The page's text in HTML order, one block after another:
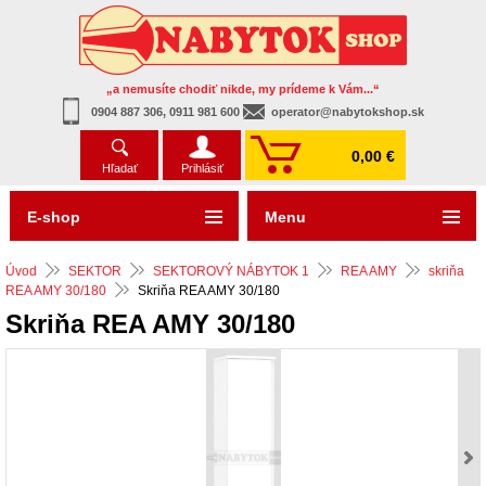
„a nemusíte chodiť nikde, my prídeme k Vám...“
0904 887 306, 0911 981 600
operator@nabytokshop.sk
Hľadať Prihlásiť
0,00 €
Úvod SEKTOR SEKTOROVÝ NÁBYTOK 1 REA AMY
skriňa
REA AMY 30/180
Skriňa REA AMY 30/180
Skriňa REA AMY 30/180
E-shop Menu